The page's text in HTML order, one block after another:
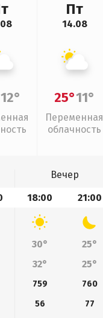
12°
Пт
14.08
25°11°
Переменная
облачность
Вечер
18:00 21:00
30°
25°
32° 25°
759
760
56
77